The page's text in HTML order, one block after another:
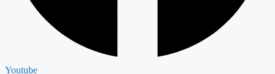
Youtube